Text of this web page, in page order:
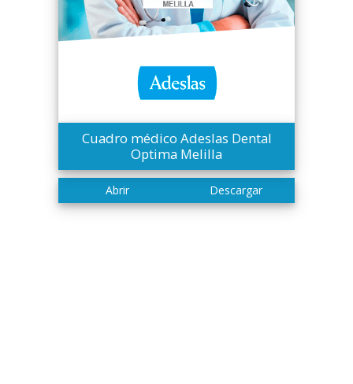
Cuadro médico Adeslas Dental
Optima Melilla